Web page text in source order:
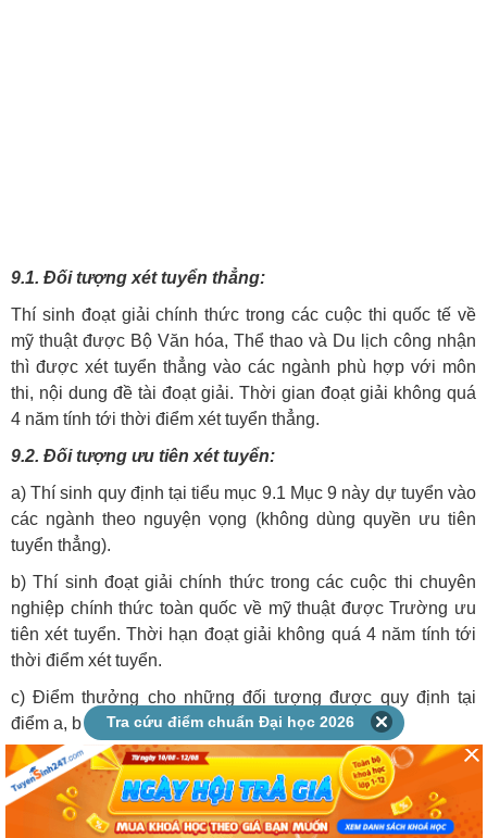
9.1. Đối tượng xét tuyển thẳng:
Thí sinh đoạt giải chính thức trong các cuộc thi quốc tế về
mỹ thuật được Bộ Văn hóa, Thể thao và Du lịch công nhận
thì được xét tuyển thẳng vào các ngành phù hợp với môn
thi, nội dung đề tài đoạt giải. Thời gian đoạt giải không quá
4 năm tính tới thời điểm xét tuyển thẳng.
9.2. Đối tượng ưu tiên xét tuyển:
a) Thí sinh quy định tại tiểu mục 9.1 Mục 9 này dự tuyển vào
các ngành theo nguyện vọng (không dùng quyền ưu tiên
tuyển thẳng).
b) Thí sinh đoạt giải chính thức trong các cuộc thi chuyên
nghiệp chính thức toàn quốc về mỹ thuật được Trường ưu
tiên xét tuyển. Thời hạn đoạt giải không quá 4 năm tính tới
thời điểm xét tuyển.
c) Điểm thưởng cho những đối tượng được quy định tại
điểm a, b Tiểu mục 9.2 này theo quy định sau:
- Giải A/Nhất/Huy chương Vàng được cộng 2 điểm.
- Giải B/Nhì/Huy chương Bạc được cộng 1,5 điểm.
- Giải C/Ba/Huy chương Đồng được cộng 1 điểm.
Tra cứu điểm chuẩn Đại học 2026